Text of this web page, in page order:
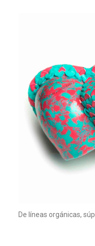
De líneas orgánicas,